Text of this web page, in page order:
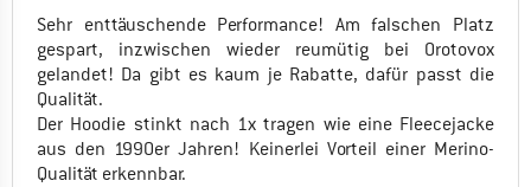
Sehr enttäuschende Performance! Am falschen Platz
gespart, inzwischen wieder reumütig bei Orotovox
gelandet! Da gibt es kaum je Rabatte, dafür passt die
Qualität.
Der Hoodie stinkt nach 1x tragen wie eine Fleecejacke
aus den 1990er Jahren! Keinerlei Vorteil einer Merino-
Qualität erkennbar.